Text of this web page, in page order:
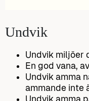
Undvik
Undvik miljöer
En god vana,
Undvik amma
ammande inte